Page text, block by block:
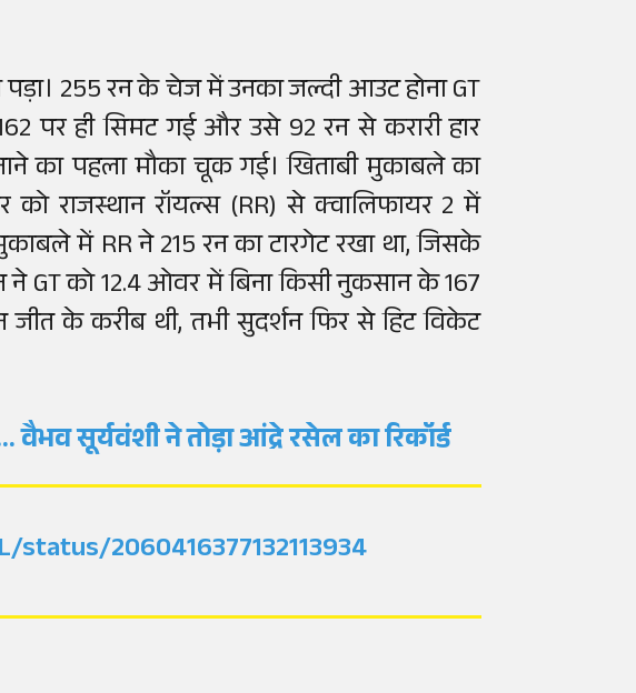
255 रन के चेज में उनका जल्दी आउट होना GT
पर ही सिमट गई और उसे 92 रन से करारी हार
का पहला मौका चूक गई। खिताबी मुकाबले का
राजस्थान रॉयल्स (RR) से क्वालिफायर 2 में
में RR ने 215 रन का टारगेट रखा था, जिसके
GT को 12.4 ओवर में बिना किसी नुकसान के 167
के करीब थी, तभी सुदर्शन फिर से हिट विकेट
सूर्यवंशी ने तोड़ा आंद्रे रसेल का रिकॉर्ड
2060416377132113934